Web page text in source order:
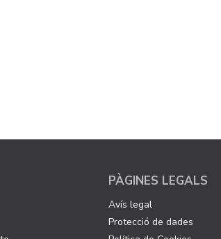
PÀGINES LEGALS
Avís legal
Protecció de dades